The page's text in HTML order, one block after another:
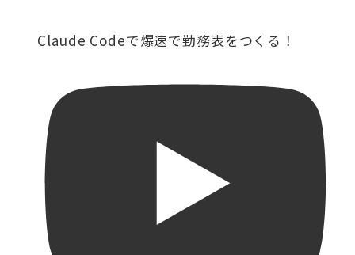
Claude Codeで爆速で勤務表をつくる！